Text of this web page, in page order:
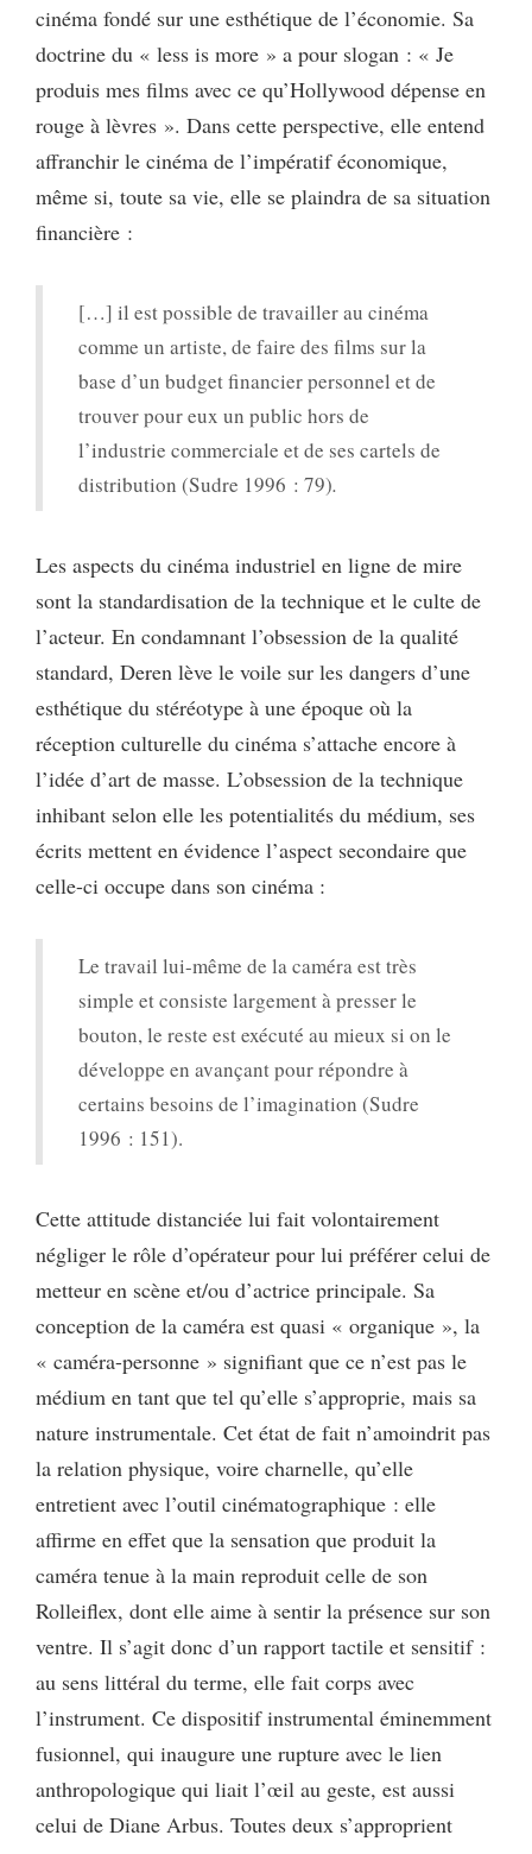
cinéma fondé sur une esthétique de l’économie. Sa
doctrine du « less is more » a pour slogan : « Je
produis mes films avec ce qu’Hollywood dépense en
rouge à lèvres ». Dans cette perspective, elle entend
affranchir le cinéma de l’impératif économique,
même si, toute sa vie, elle se plaindra de sa situation
financière :
[…] il est possible de travailler au cinéma
comme un artiste, de faire des films sur la
base d’un budget financier personnel et de
trouver pour eux un public hors de
l’industrie commerciale et de ses cartels de
distribution (Sudre 1996 : 79).
Les aspects du cinéma industriel en ligne de mire
sont la standardisation de la technique et le culte de
l’acteur. En condamnant l’obsession de la qualité
standard, Deren lève le voile sur les dangers d’une
esthétique du stéréotype à une époque où la
réception culturelle du cinéma s’attache encore à
l’idée d’art de masse. L’obsession de la technique
inhibant selon elle les potentialités du médium, ses
écrits mettent en évidence l’aspect secondaire que
celle-ci occupe dans son cinéma :
Le travail lui-même de la caméra est très
simple et consiste largement à presser le
bouton, le reste est exécuté au mieux si on le
développe en avançant pour répondre à
certains besoins de l’imagination (Sudre
1996 : 151).
Cette attitude distanciée lui fait volontairement
négliger le rôle d’opérateur pour lui préférer celui de
metteur en scène et/ou d’actrice principale. Sa
conception de la caméra est quasi « organique », la
« caméra-personne » signifiant que ce n’est pas le
médium en tant que tel qu’elle s’approprie, mais sa
nature instrumentale. Cet état de fait n’amoindrit pas
la relation physique, voire charnelle, qu’elle
entretient avec l’outil cinématographique : elle
affirme en effet que la sensation que produit la
caméra tenue à la main reproduit celle de son
Rolleiflex, dont elle aime à sentir la présence sur son
ventre. Il s’agit donc d’un rapport tactile et sensitif :
au sens littéral du terme, elle fait corps avec
l’instrument. Ce dispositif instrumental éminemment
fusionnel, qui inaugure une rupture avec le lien
anthropologique qui liait l’œil au geste, est aussi
celui de Diane Arbus. Toutes deux s’approprient